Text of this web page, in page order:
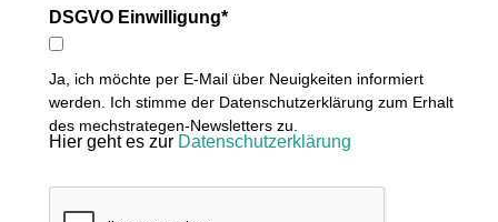
DSGVO Einwilligung*
Ja, ich möchte per E-Mail über Neuigkeiten informiert
werden. Ich stimme der Datenschutzerklärung zum Erhalt
des mechstrategen-Newsletters zu.
Hier geht es zur Datenschutzerklärung